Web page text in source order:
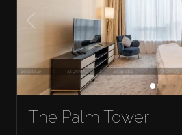
The Palm Tower